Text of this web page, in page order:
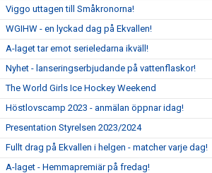
Viggo uttagen till Småkronorna!
WGIHW - en lyckad dag på Ekvallen!
A-laget tar emot serieledarna ikväll!
Nyhet - lanseringserbjudande på vattenflaskor!
The World Girls Ice Hockey Weekend
Höstlovscamp 2023 - anmälan öppnar idag!
Presentation Styrelsen 2023/2024
Fullt drag på Ekvallen i helgen - matcher varje dag!
A-laget - Hemmapremiär på fredag!